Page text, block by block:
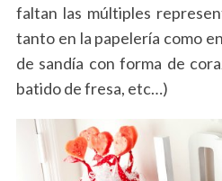
faltan las múltiples
tanto en la papelería como
de sandía con forma de
batido de fresa, etc…)